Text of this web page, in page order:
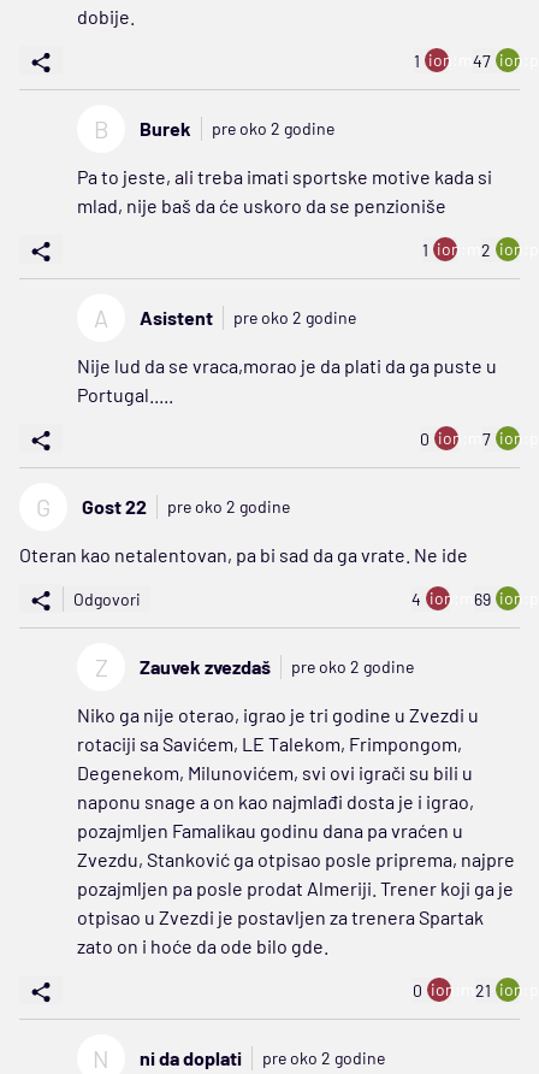
dobije.
1 ion:minus
47
B Burek pre oko 2 godine
Pa to jeste, ali treba imati sportske motive kada si
mlad, nije baš da će uskoro da se penzioniše
1 ion:minus
2
A Asistent pre oko 2 godine
Nije lud da se vraca,morao je da plati da ga puste u
Portugal.....
0 ion:minus
7
G Gost 22 pre oko 2 godine
Oteran kao netalentovan, pa bi sad da ga vrate. Ne ide
Odgovori 4 ion:minus
69
Z Zauvek zvezdaš pre oko 2 godine
Niko ga nije oterao, igrao je tri godine u Zvezdi u
rotaciji sa Savićem, LE Talekom, Frimpongom,
Degenekom, Milunovićem, svi ovi igrači su bili u
naponu snage a on kao najmlađi dosta je i igrao,
pozajmljen Famalikau godinu dana pa vraćen u
Zvezdu, Stanković ga otpisao posle priprema, najpre
pozajmljen pa posle prodat Almeriji. Trener koji ga je
otpisao u Zvezdi je postavljen za trenera Spartak
zato on i hoće da ode bilo gde.
0 ion:minus
21
N ni da doplati pre oko 2 godine